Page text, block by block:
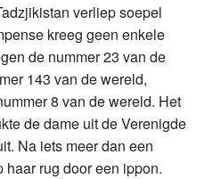
verliep soepel
kreeg geen enkele
de nummer 23 van de
143 van de wereld,
8 van de wereld. Het
de dame uit de Verenigde
Na iets meer dan een
haar rug door een ippon.